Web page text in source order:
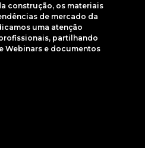
construção, os materiais
de mercado da
uma atenção
partilhando
Webinars e documentos